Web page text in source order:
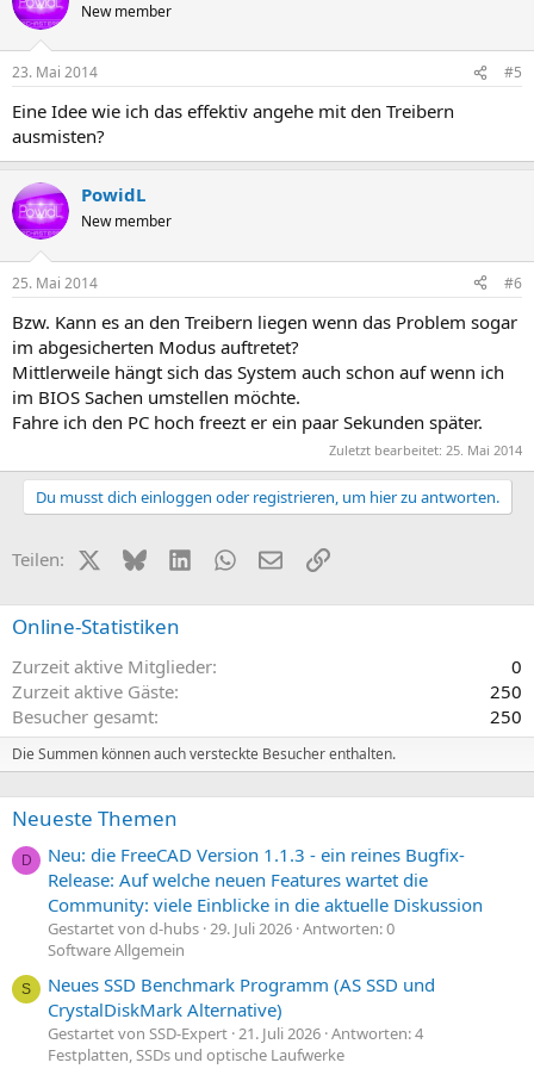
New member
23. Mai 2014 #5
Eine Idee wie ich das effektiv angehe mit den Treibern
ausmisten?
PowidL
New member
25. Mai 2014 #6
Bzw. Kann es an den Treibern liegen wenn das Problem sogar
im abgesicherten Modus auftretet?
Mittlerweile hängt sich das System auch schon auf wenn ich
im BIOS Sachen umstellen möchte.
Fahre ich den PC hoch freezt er ein paar Sekunden später.
Zuletzt bearbeitet: 25. Mai 2014
Du musst dich einloggen oder registrieren, um hier zu antworten.
Teilen: X (Twitter)
BlueskyLinkedInWhatsApp
E-MailLink
Online-Statistiken
Zurzeit aktive Mitglieder
0
Zurzeit aktive Gäste
250
Besucher gesamt
250
Die Summen können auch versteckte Besucher enthalten.
Neueste Themen
D
Neu: die FreeCAD Version 1.1.3 - ein reines Bugfix-
Release: Auf welche neuen Features wartet die
Community: viele Einblicke in die aktuelle Diskussion
Gestartet von d-hubs 29. Juli 2026 Antworten: 0
Software Allgemein
S
Neues SSD Benchmark Programm (AS SSD und
CrystalDiskMark Alternative)
Gestartet von SSD-Expert 21. Juli 2026 Antworten: 4
Festplatten, SSDs und optische Laufwerke